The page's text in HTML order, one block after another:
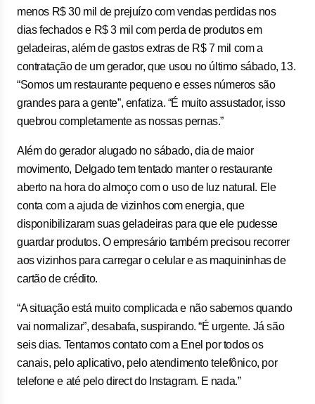
menos R$ 30 mil de prejuízo com vendas perdidas nos
dias fechados e R$ 3 mil com perda de produtos em
geladeiras, além de gastos extras de R$ 7 mil com a
contratação de um gerador, que usou no último sábado, 13.
“Somos um restaurante pequeno e esses números são
grandes para a gente”, enfatiza. “É muito assustador, isso
quebrou completamente as nossas pernas.”
Além do gerador alugado no sábado, dia de maior
movimento, Delgado tem tentado manter o restaurante
aberto na hora do almoço com o uso de luz natural. Ele
conta com a ajuda de vizinhos com energia, que
disponibilizaram suas geladeiras para que ele pudesse
guardar produtos. O empresário também precisou recorrer
aos vizinhos para carregar o celular e as maquininhas de
cartão de crédito.
“A situação está muito complicada e não sabemos quando
vai normalizar”, desabafa, suspirando. “É urgente. Já são
seis dias. Tentamos contato com a Enel por todos os
canais, pelo aplicativo, pelo atendimento telefônico, por
telefone e até pelo direct do Instagram. E nada.”